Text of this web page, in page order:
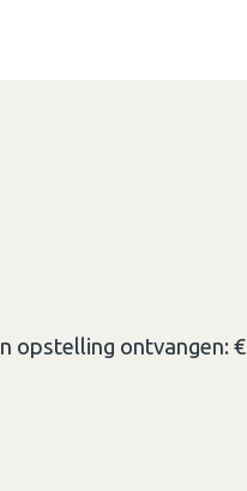
opstelling ontvangen: €